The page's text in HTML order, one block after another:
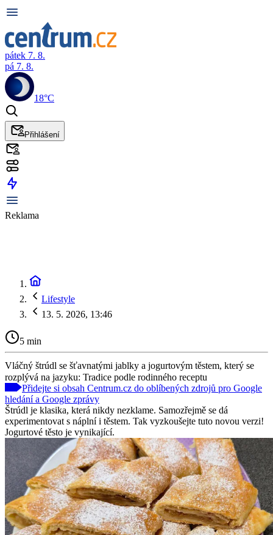
pátek 7. 8.
pá 7. 8.
18°C
Přihlášení
Reklama
Lifestyle
13. 5. 2026, 13:46
5 min
Vláčný štrúdl se šťavnatými jablky a jogurtovým těstem, který se
rozplývá na jazyku: Tradice podle rodinného receptu
Přidejte si obsah Centrum.cz do oblíbených zdrojů pro Google
hledání a Google zprávy
Štrúdl je klasika, která nikdy nezklame. Samozřejmě se dá
experimentovat s náplní i těstem. Tak vyzkoušejte tuto novou verzi!
Jogurtové těsto je vynikající.